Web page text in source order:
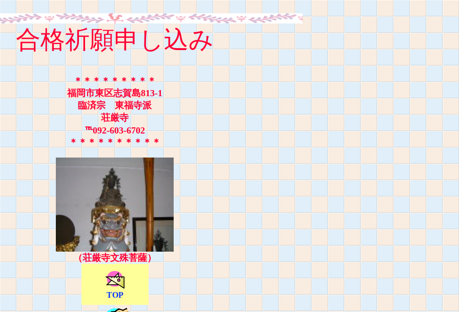
合格祈願申し込み
＊＊＊＊＊＊＊＊＊
福岡市東区志賀島813-1
臨済宗 東福寺派
荘厳寺
℡092-603-6702
＊＊＊＊＊＊＊＊＊＊
（荘厳寺文殊菩薩）
TOP